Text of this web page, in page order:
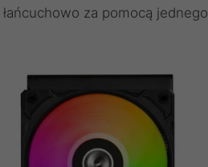
łańcuchowo za pomocą